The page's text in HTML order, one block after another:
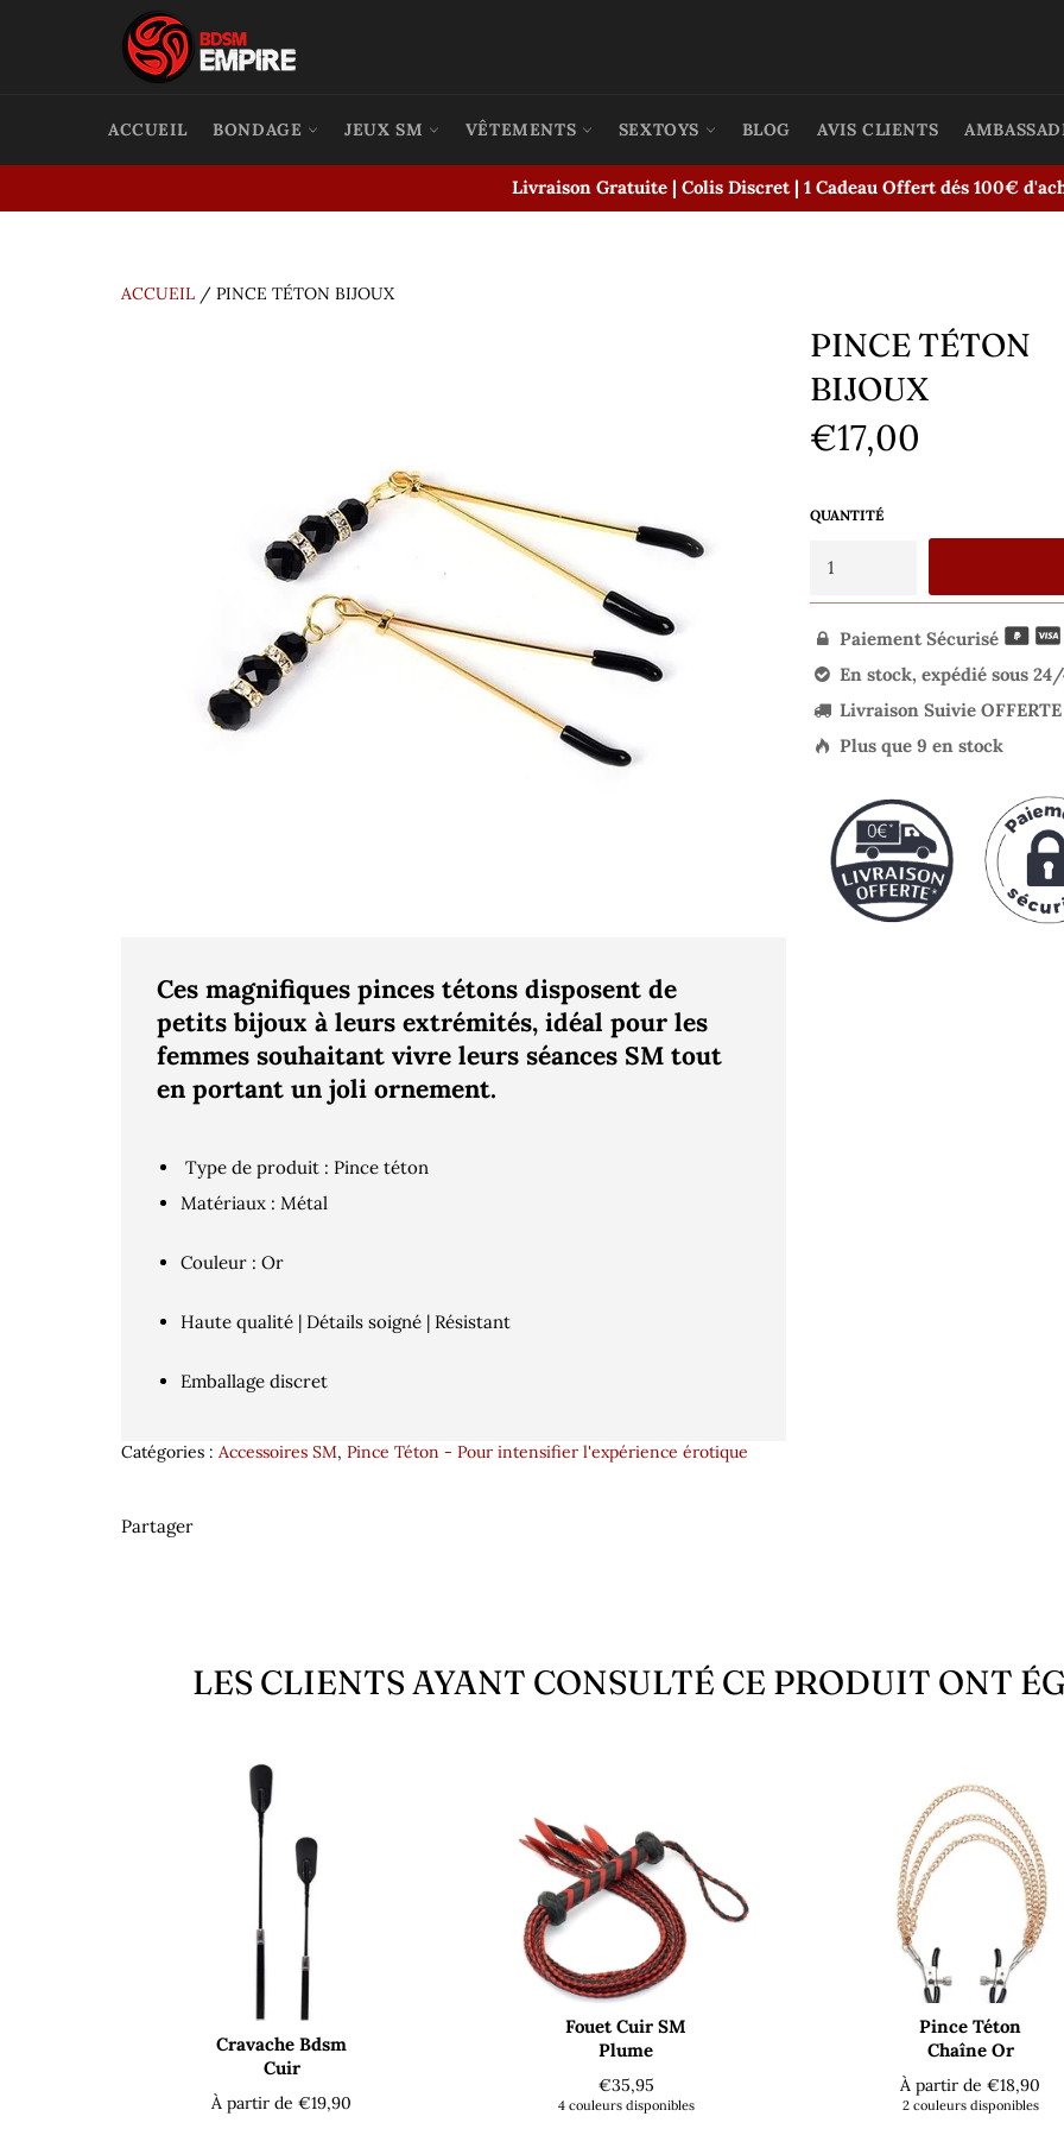
ACCUEIL BONDAGE JEUX SM VÊTEMENTS SEXTOYS BLOG AVIS CLIENTS
Livraison Gratuite | Colis Discret | 1 Cadeau Offert dés 100€
ACCUEIL / PINCE TÉTON BIJOUX
Ces magnifiques pinces tétons disposent de
petits bijoux à leurs extrémités, idéal pour les
femmes souhaitant vivre leurs séances SM tout
en portant un joli ornement.
Type de produit : Pince téton
Matériaux : Métal
Couleur : Or
Haute qualité | Détails soigné | Résistant
Emballage discret
PINCE TÉTON
BIJOUX
Prix
régulier
€17,00
QUANTITÉ
 Paiement Sécurisé
 En stock, expédié sous
 Livraison Suivie OFFERTE
 Plus que 9 en stock
Catégories : Accessoires SM, Pince Téton - Pour intensifier l'expérience érotique
Partager
LES CLIENTS AYANT CONSULTÉ CE PRODUIT ONT
Cravache Bdsm
Cuir
À partir de €19,90
Fouet Cuir SM
Plume
Prix
régulier
€35,95
4 couleurs disponibles
Pince Téton
Chaîne Or
À partir de €18,90
2 couleurs disponibles